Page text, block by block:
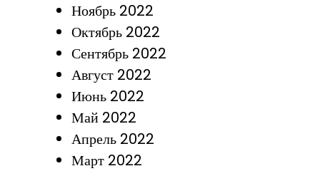
Ноябрь 2022
Октябрь 2022
Сентябрь 2022
Август 2022
Июнь 2022
Май 2022
Апрель 2022
Март 2022